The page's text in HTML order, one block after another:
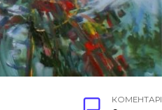
КОМЕНТАРІ